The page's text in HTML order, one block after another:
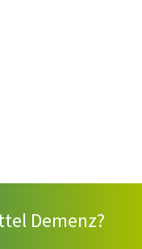
Demenz?